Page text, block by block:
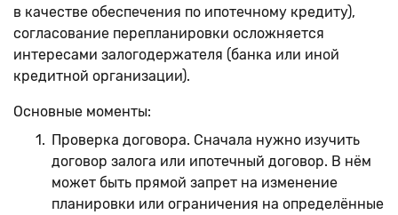
в качестве обеспечения по ипотечному кредиту),
согласование перепланировки осложняется
интересами залогодержателя (банка или иной
кредитной организации).
Основные моменты:
Проверка договора. Сначала нужно изучить
договор залога или ипотечный договор. В нём
может быть прямой запрет на изменение
планировки или ограничения на определённые